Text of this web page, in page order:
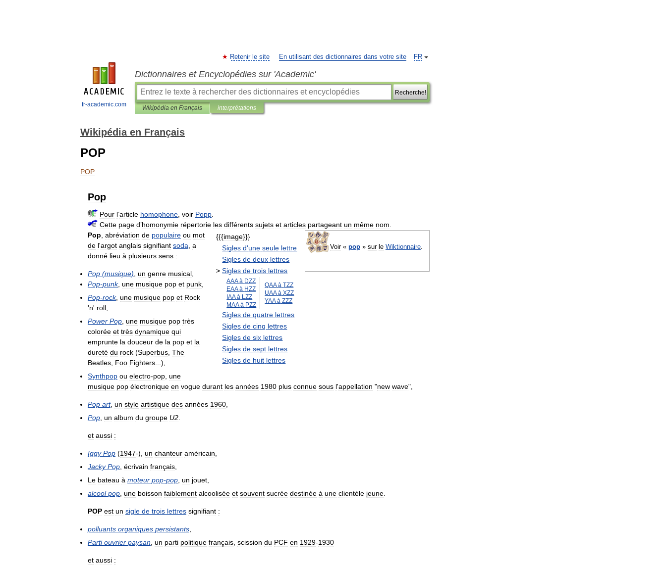
fr-academic.com
FR
Retenir le site En utilisant des dictionnaires dans votre site
Dictionnaires et Encyclopédies sur 'Academic'
Recherche!
Wikipédia en Français interprétations
Wikipédia en Français
POP
POP
Pop
Pour l’article homophone voir Popp
Cette page d’homonymie répertorie les différents sujets et articles partageant un même nom
Voir« pop » sur le Wiktionnaire.
{{{image}}}
Sigles d'une seule lettre
Sigles de deux lettres
> Sigles de trois lettres
AAA à DZZ
EAA à HZZ
IAA à LZZ
MAA à PZZ
QAA à TZZ
UAA à XZZ
YAA à ZZZ
Sigles de quatre lettres
Sigles de cinq lettres
Sigles de six lettres
Sigles de sept lettres
Sigles de huit lettres
Pop abréviation de populaire ou mot
de l'argot anglais signifiant soda a
donné lieu à plusieurs sens :
Pop (musique) un genre musical
Pop-punk, une musique pop et punk
Pop-rock, une musique pop et Rock
'n' roll
Power Pop une musique pop très
colorée et très dynamique qui
emprunte la douceur de la pop et la
dureté du rock (Superbus The
Beatles Foo Fighters ...),
Synthpop ou electro-pop une
musique pop électronique en vogue durant les années 1980 plus connue sous l'appellation "new wave",
Pop art, un style artistique des années 1960
Pop un album du groupe U2
et aussi :
Iggy Pop (1947-), un chanteur américain
Jacky Pop écrivain français
Le bateau à moteur pop-pop un jouet
alcool pop une boisson faiblement alcoolisée et souvent sucrée destinée à une clientèle jeune
POP est un sigle de trois lettres signifiant :
polluants organiques persistants
Parti ouvrier paysan un parti politique français scission du PCF en 1929-1930
et aussi :